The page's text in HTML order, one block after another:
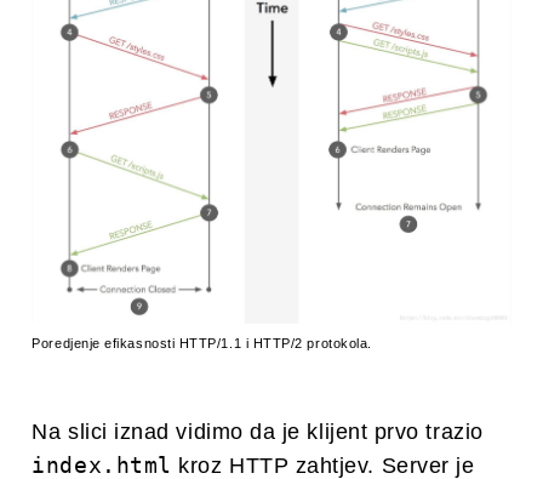
Poredjenje efikasnosti HTTP/1.1 i HTTP/2 protokola.
Na slici iznad vidimo da je klijent prvo trazio
index.html kroz HTTP zahtjev. Server je